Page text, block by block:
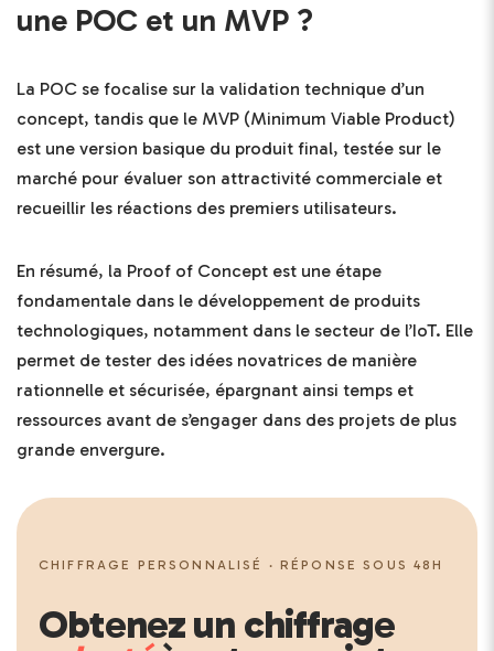
une POC et un MVP ?
La POC se focalise sur la validation technique d’un
concept, tandis que le MVP (Minimum Viable Product)
est une version basique du produit final, testée sur le
marché pour évaluer son attractivité commerciale et
recueillir les réactions des premiers utilisateurs.
En résumé, la Proof of Concept est une étape
fondamentale dans le développement de produits
technologiques, notamment dans le secteur de l’IoT. Elle
permet de tester des idées novatrices de manière
rationnelle et sécurisée, épargnant ainsi temps et
ressources avant de s’engager dans des projets de plus
grande envergure.
CHIFFRAGE PERSONNALISÉ · RÉPONSE SOUS 48H
Obtenez un chiffrage